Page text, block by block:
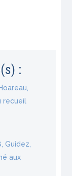
:
recueil
Guidez,
aux